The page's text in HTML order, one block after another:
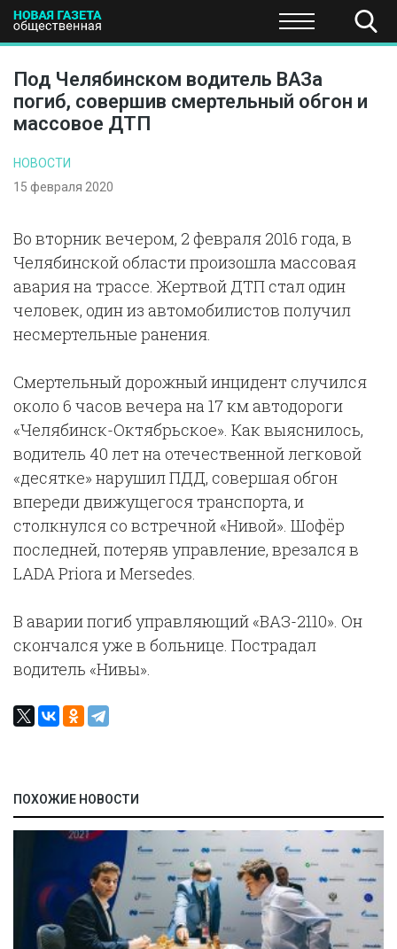
ПОЛИТИКА ЭКОНОМИКА НАУКА И
Под Челябинском водитель ВАЗа
погиб, совершив смертельный обгон и
массовое ДТП
НОВОСТИ
15 февраля 2020
Во вторник вечером, 2 февраля 2016 года, в
Челябинской области произошла массовая
авария на трассе. Жертвой ДТП стал один
человек, один из автомобилистов получил
несмертельные ранения.
Смертельный дорожный инцидент случился
около 6 часов вечера на 17 км автодороги
«Челябинск-Октябрьское». Как выяснилось,
водитель 40 лет на отечественной легковой
«десятке» нарушил ПДД, совершая обгон
впереди движущегося транспорта, и
столкнулся со встречной «Нивой». Шофёр
последней, потеряв управление, врезался в
LADA Priora и Mersedes.
В аварии погиб управляющий «ВАЗ-2110». Он
скончался уже в больнице. Пострадал
водитель «Нивы».
ПОХОЖИЕ НОВОСТИ